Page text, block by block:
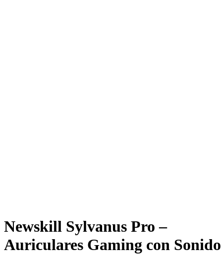
Newskill Sylvanus Pro –
Auriculares Gaming con Sonido